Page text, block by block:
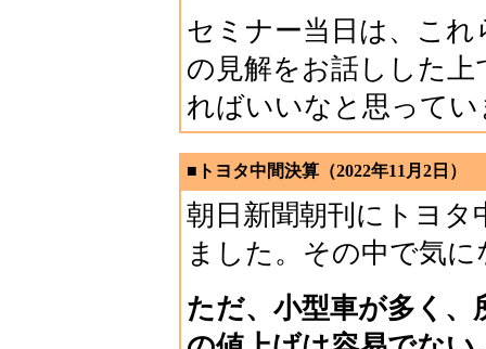
セミナー当日は、こ
の見解をお話しした
ればいいなと思ってい
■トヨタ中間決算（2022年11月2日）
朝日新聞朝刊にトヨタ
ました。その中で気
ただ、小型車が多く